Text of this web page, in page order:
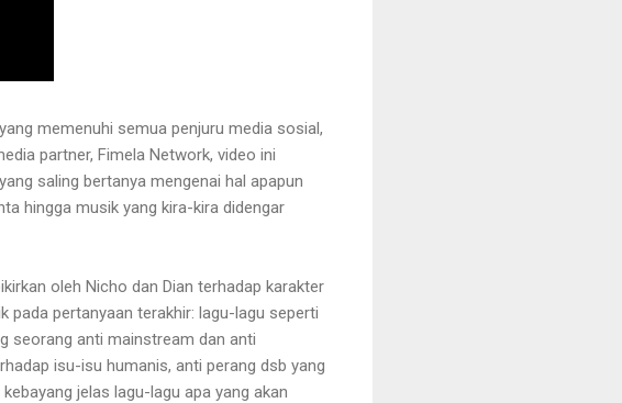
memenuhi semua penjuru media sosial,
partner, Fimela Network, video ini
saling bertanya mengenai hal apapun
hingga musik yang kira-kira didengar
oleh Nicho dan Dian terhadap karakter
pada pertanyaan terakhir: lagu-lagu seperti
seorang anti mainstream dan anti
isu-isu humanis, anti perang dsb yang
jelas lagu-lagu apa yang akan